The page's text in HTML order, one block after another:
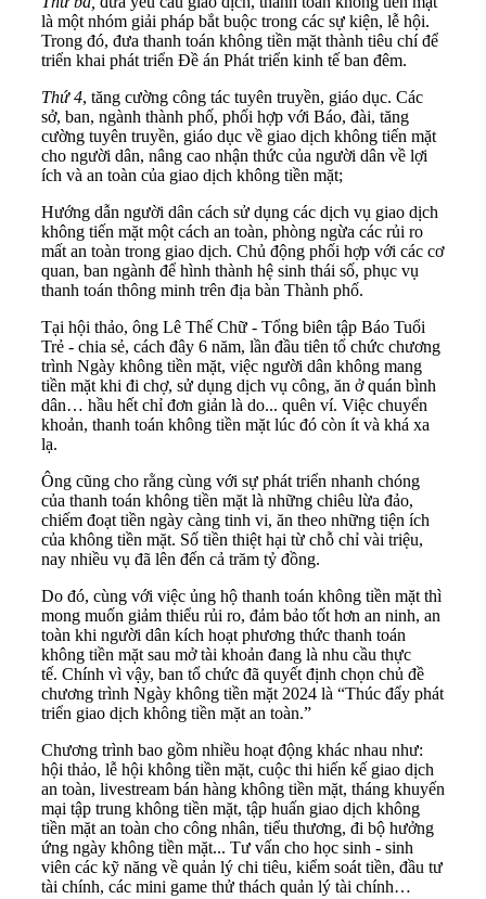
là một nhóm giải pháp bắt buộc trong các sự kiện, lễ hội.
Trong đó, đưa thanh toán không tiền mặt thành tiêu chí để
triển khai phát triển Đề án Phát triển kinh tế ban đêm.
Thứ 4, tăng cường công tác tuyên truyền, giáo dục. Các
sở, ban, ngành thành phố, phối hợp với Báo, đài, tăng
cường tuyên truyền, giáo dục về giao dịch không tiến mặt
cho người dân, nâng cao nhận thức của người dân về lợi
ích và an toàn của giao dịch không tiền mặt;
Hướng dẫn người dân cách sử dụng các dịch vụ giao dịch
không tiến mặt một cách an toàn, phòng ngừa các rủi ro
mất an toàn trong giao dịch. Chủ động phối hợp với các cơ
quan, ban ngành để hình thành hệ sinh thái số, phục vụ
thanh toán thông minh trên địa bàn Thành phố.
Tại hội thảo, ông Lê Thế Chữ - Tổng biên tập Báo Tuổi
Trẻ - chia sẻ, cách đây 6 năm, lần đầu tiên tổ chức chương
trình Ngày không tiền mặt, việc người dân không mang
tiền mặt khi đi chợ, sử dụng dịch vụ công, ăn ở quán bình
dân… hầu hết chỉ đơn giản là do... quên ví. Việc chuyển
khoản, thanh toán không tiền mặt lúc đó còn ít và khá xa
lạ.
Ông cũng cho rằng cùng với sự phát triển nhanh chóng
của thanh toán không tiền mặt là những chiêu lừa đảo,
chiếm đoạt tiền ngày càng tinh vi, ăn theo những tiện ích
của không tiền mặt. Số tiền thiệt hại từ chỗ chỉ vài triệu,
nay nhiều vụ đã lên đến cả trăm tỷ đồng.
Do đó, cùng với việc ủng hộ thanh toán không tiền mặt thì
mong muốn giảm thiểu rủi ro, đảm bảo tốt hơn an ninh, an
toàn khi người dân kích hoạt phương thức thanh toán
không tiền mặt sau mở tài khoản đang là nhu cầu thực
tế. Chính vì vậy, ban tổ chức đã quyết định chọn chủ đề
chương trình Ngày không tiền mặt 2024 là “Thúc đẩy phát
triển giao dịch không tiền mặt an toàn.”
Chương trình bao gồm nhiều hoạt động khác nhau như:
hội thảo, lễ hội không tiền mặt, cuộc thi hiến kế giao dịch
an toàn, livestream bán hàng không tiền mặt, tháng khuyến
mại tập trung không tiền mặt, tập huấn giao dịch không
tiền mặt an toàn cho công nhân, tiểu thương, đi bộ hưởng
ứng ngày không tiền mặt... Tư vấn cho học sinh - sinh
viên các kỹ năng về quản lý chi tiêu, kiểm soát tiền, đầu tư
tài chính, các mini game thử thách quản lý tài chính…